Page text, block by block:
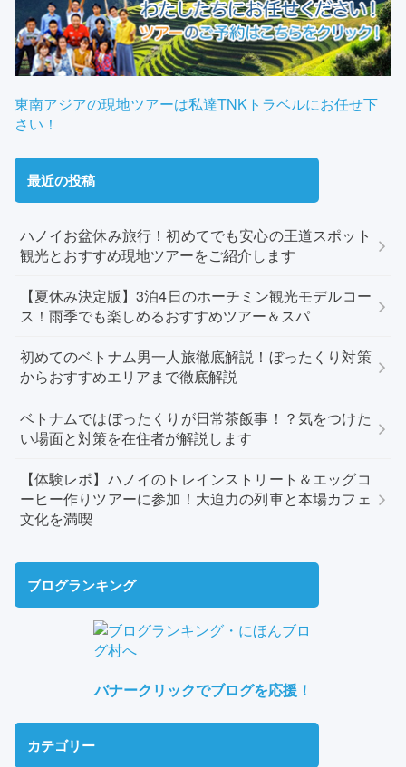
東南アジアの現地ツアーは私達TNKトラベルにお任せ下
さい！
最近の投稿
ハノイお盆休み旅行！初めてでも安心の王道スポット
観光とおすすめ現地ツアーをご紹介します
【夏休み決定版】3泊4日のホーチミン観光モデルコー
ス！雨季でも楽しめるおすすめツアー＆スパ
初めてのベトナム男一人旅徹底解説！ぼったくり対策
からおすすめエリアまで徹底解説
ベトナムではぼったくりが日常茶飯事！？気をつけた
い場面と対策を在住者が解説します
【体験レポ】ハノイのトレインストリート＆エッグコ
ーヒー作りツアーに参加！大迫力の列車と本場カフェ
文化を満喫
ブログランキング
バナークリックでブログを応援！
カテゴリー